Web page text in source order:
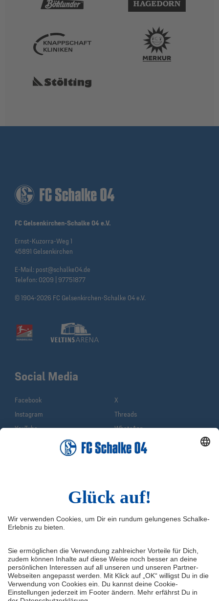
FC Gelsenkirchen-Schalke 04 e.V.
Ernst-Kuzorra-Weg 1
45891 Gelsenkirchen
E-Mail: post@schalke04.de
Telefon: 0209 | 97751877
© 1904-2026 FC Gelsenkirchen-Schalke 04 e.V.
Service & Kontakt
Erklärung zur Barrierefreiheit
Medienportal
Datenschutz
Haftungsausschluss
Tickets
VELTINS-Arena
Knappenschmiede
ERWIN buchen
Social Media
Facebook
X
Instagram
Threads
YouTube
WhatsApp
Sina Weibo